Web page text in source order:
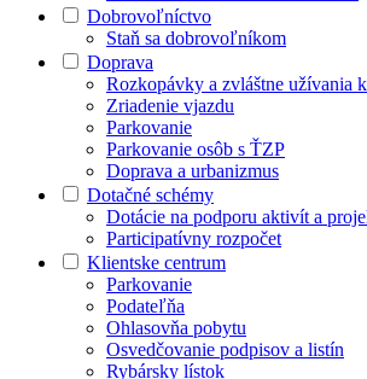
Dobrovoľníctvo
Staň sa dobrovoľníkom
Doprava
Rozkopávky a zvláštne užívania
Zriadenie vjazdu
Parkovanie
Parkovanie osôb s ŤZP
Doprava a urbanizmus
Dotačné schémy
Dotácie na podporu aktivít a
Participatívny rozpočet
Klientske centrum
Parkovanie
Podateľňa
Ohlasovňa pobytu
Osvedčovanie podpisov a listín
Rybársky lístok